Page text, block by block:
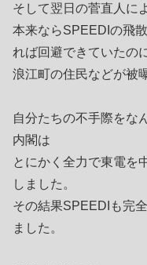
そして翌日の菅直人に
本来ならSPEEDIの飛
れば回避できていたの
浪江町の住民などが被
自分たちの不手際をな
内閣は
とにかく全力で東電を
しました。
その結果SPEEDIも完
ました。